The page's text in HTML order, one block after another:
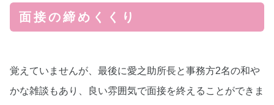
面接の締めくくり
覚えていませんが、最後に愛之助所長と事務方2名の和や
かな雑談もあり、良い雰囲気で面接を終えることができま